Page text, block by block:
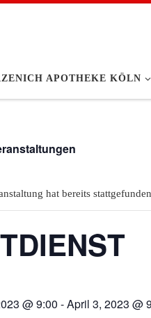
APOTHEKE KÖLN
hat bereits
@ 9:00 -April 3, 2023 @